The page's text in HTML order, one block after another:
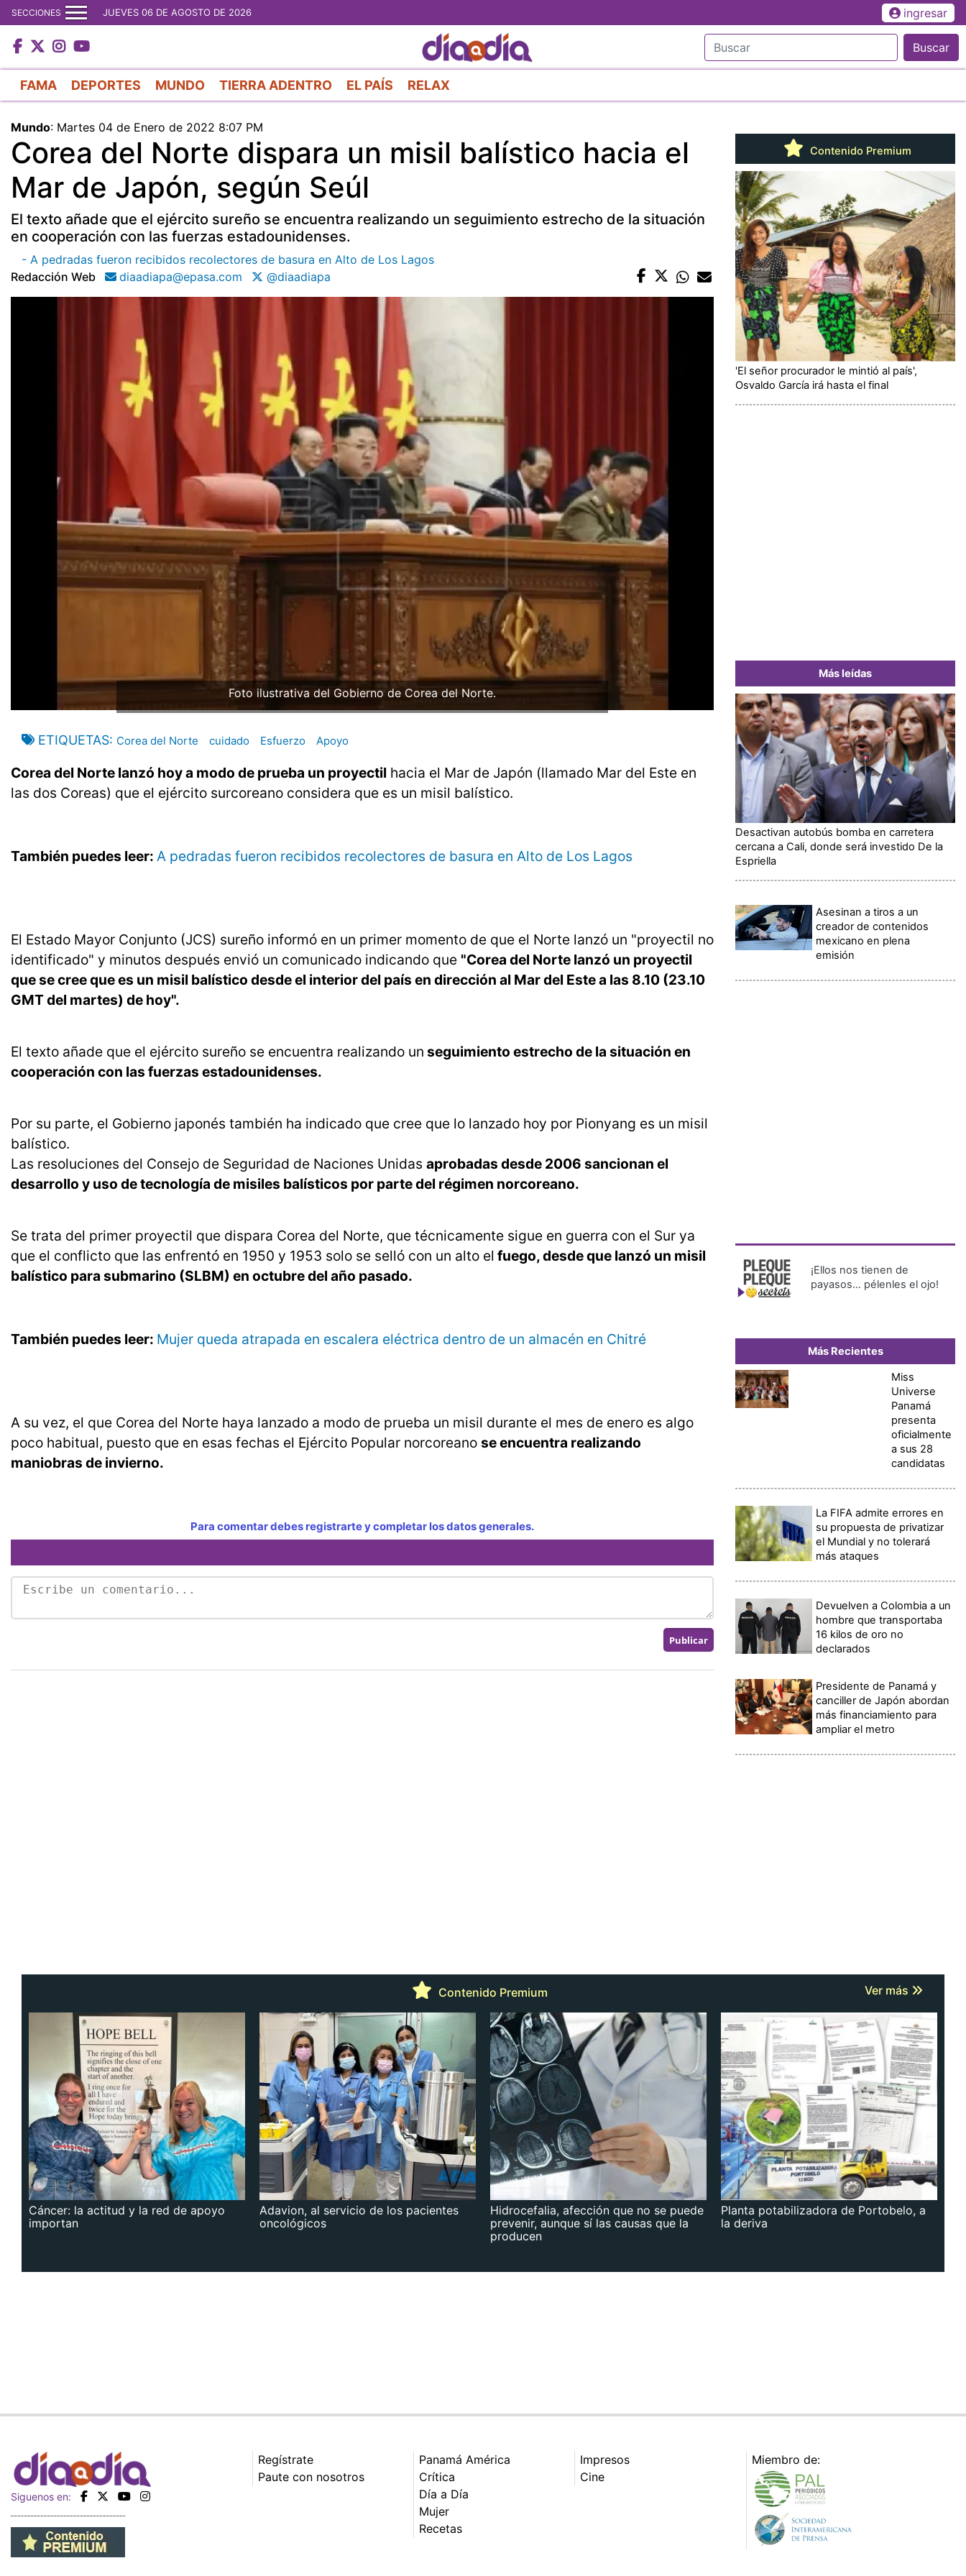
al
contenido
principal
SECCIONES JUEVES 06 DE AGOSTO DE 2026 ingresar
Buscar
FAMA DEPORTES MUNDO TIERRA ADENTRO EL PAÍS RELAX
Mundo: Martes 04 de Enero de 2022 8:07 PM
Corea del Norte dispara un misil balístico hacia el
Mar de Japón, según Seúl
El texto añade que el ejército sureño se encuentra realizando un seguimiento estrecho de la situación
en cooperación con las fuerzas estadounidenses.
- A pedradas fueron recibidos recolectores de basura en Alto de Los Lagos
Redacción Web
diaadiapa@epasa.com @diaadiapa
Foto ilustrativa del Gobierno de Corea del Norte.
ETIQUETAS Corea del Norte cuidado Esfuerzo Apoyo
Corea del Norte lanzó hoy a modo de prueba un proyectil hacia el Mar de Japón (llamado Mar del Este en
las dos Coreas) que el ejército surcoreano considera que es un misil balístico.
También puedes leer: A pedradas fueron recibidos recolectores de basura en Alto de Los Lagos
El Estado Mayor Conjunto (JCS) sureño informó en un primer momento de que el Norte lanzó un "proyectil no
identificado" y minutos después envió un comunicado indicando que "Corea del Norte lanzó un proyectil
que se cree que es un misil balístico desde el interior del país en dirección al Mar del Este a las 8.10 (23.10
GMT del martes) de hoy".
El texto añade que el ejército sureño se encuentra realizando un seguimiento estrecho de la situación en
cooperación con las fuerzas estadounidenses.
Por su parte, el Gobierno japonés también ha indicado que cree que lo lanzado hoy por Pionyang es un misil
balístico.
Las resoluciones del Consejo de Seguridad de Naciones Unidas aprobadas desde 2006 sancionan el
desarrollo y uso de tecnología de misiles balísticos por parte del régimen norcoreano.
Se trata del primer proyectil que dispara Corea del Norte, que técnicamente sigue en guerra con el Sur ya
que el conflicto que las enfrentó en 1950 y 1953 solo se selló con un alto el fuego, desde que lanzó un misil
balístico para submarino (SLBM) en octubre del año pasado.
También puedes leer: Mujer queda atrapada en escalera eléctrica dentro de un almacén en Chitré
A su vez, el que Corea del Norte haya lanzado a modo de prueba un misil durante el mes de enero es algo
poco habitual, puesto que en esas fechas el Ejército Popular norcoreano se encuentra realizando
maniobras de invierno.
Para comentar debes registrarte y completar los datos generales.
Contenido Premium
'El señor procurador le mintió al país',
Osvaldo García irá hasta el final
Más leídas
Desactivan autobús bomba en carretera
cercana a Cali, donde será investido De la
Espriella
Asesinan a tiros a un
creador de contenidos
mexicano en plena
emisión
¡Ellos nos tienen de
payasos… pélenles el ojo!
Más Recientes
Miss
Universe
Panamá
presenta
oficialmente
a sus 28
candidatas
La FIFA admite errores en
su propuesta de privatizar
el Mundial y no tolerará
más ataques
Devuelven a Colombia a un
hombre que transportaba
16 kilos de oro no
declarados
Presidente de Panamá y
canciller de Japón abordan
más financiamiento para
ampliar el metro
Contenido Premium Ver más
Cáncer: la actitud y la red de apoyo
importan
Adavion, al servicio de los pacientes
oncológicos
Hidrocefalia, afección que no se puede
prevenir, aunque sí las causas que la
producen
Planta potabilizadora de Portobelo, a
la deriva
Siguenos en:
Regístrate
Paute con nosotros
Panamá América
Crítica
Día a Día
Mujer
Recetas
Impresos
Cine
Miembro de: